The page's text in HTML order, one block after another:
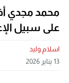
محمد مجدي
على سبيل
اسلام وليد
13 يناير 2026